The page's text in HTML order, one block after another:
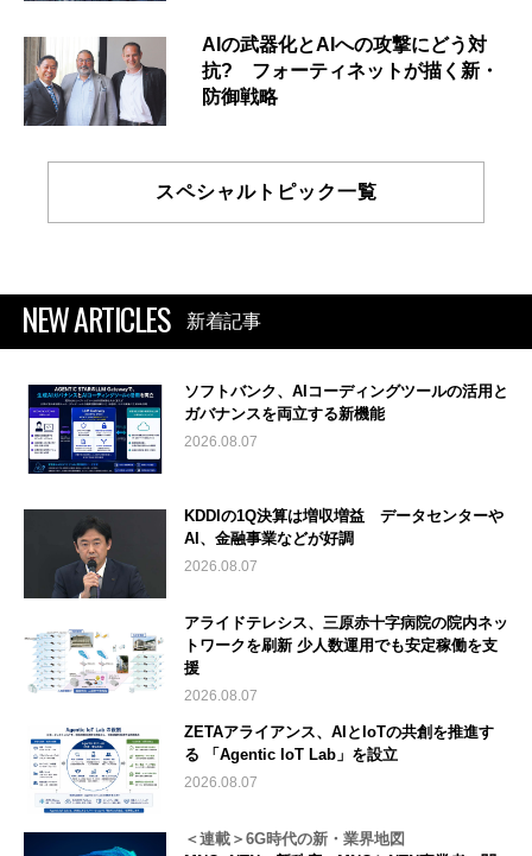
AIの武器化とAIへの攻撃にどう対
抗? フォーティネットが描く新・
防御戦略
スペシャルトピック一覧
NEW ARTICLES 新着記事
ソフトバンク、AIコーディングツールの活用と
ガバナンスを両立する新機能
2026.08.07
KDDIの1Q決算は増収増益 データセンターや
AI、金融事業などが好調
2026.08.07
アライドテレシス、三原赤十字病院の院内ネッ
トワークを刷新 少人数運用でも安定稼働を支
援
2026.08.07
ZETAアライアンス、AIとIoTの共創を推進す
る 「Agentic IoT Lab」を設立
2026.08.07
＜連載＞6G時代の新・業界地図